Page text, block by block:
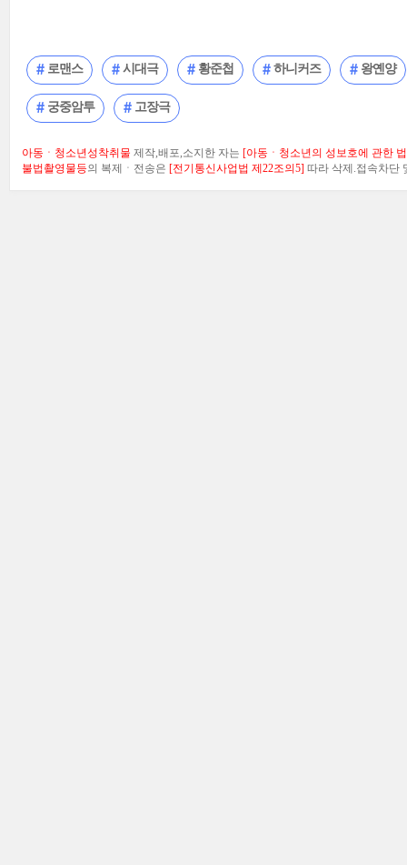
로맨스 시대극 황준첩 하니커즈 왕옌양
궁중암투 고장극
아동ㆍ청소년성착취물 제작,배포,소지한 자는 [아동ㆍ청소년의 성보호에 관한
불법촬영물등의 복제ㆍ전송은 [전기통신사업법 제22조의5] 따라 삭제.접속차단